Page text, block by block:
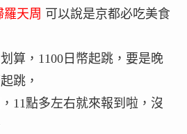
羅天周 可以說是京都必吃美食
算，1100日幣起跳，要是晚
跳，
11點多左右就來報到啦，沒